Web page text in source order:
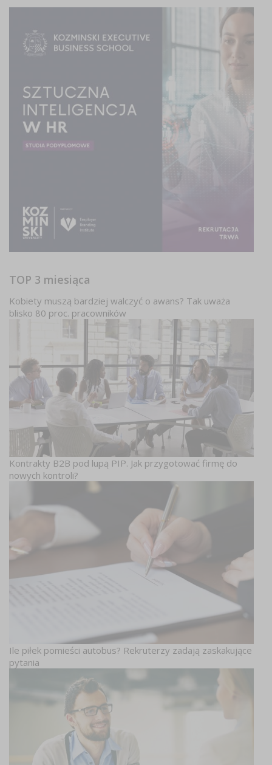
TOP 3 miesiąca
Kobiety muszą bardziej walczyć o awans? Tak uważa
blisko 80 proc. pracowników
Kontrakty B2B pod lupą PIP. Jak przygotować firmę do
nowych kontroli?
Ile piłek pomieści autobus? Rekruterzy zadają zaskakujące
pytania